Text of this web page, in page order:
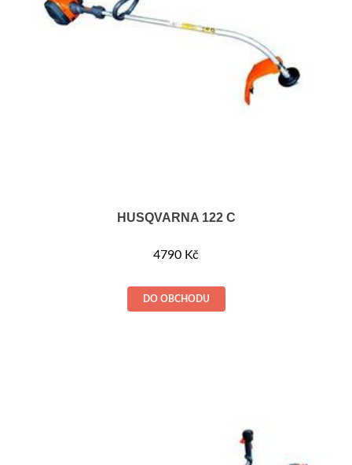
HUSQVARNA 122 C
4790 Kč
DO OBCHODU